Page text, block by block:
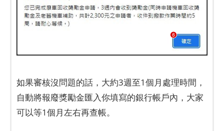
如果審核沒問題的話，大約3週至1個月處理時間，
自動將報廢獎勵金匯入你填寫的銀行帳戶內，大家
可以等1個月左右再查帳。